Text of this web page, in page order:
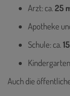
Arzt: ca.25
Apotheke
Schule: ca.
Auch die